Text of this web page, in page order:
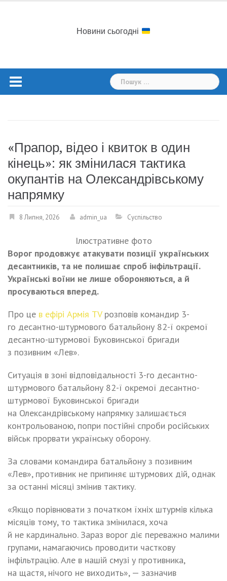
Новини сьогодні
Пошук:
«Прапор, відео і квиток в один
кінець»: як змінилася тактика
окупантів на Олександрівському
напрямку
8 Липня, 2026 admin_ua Суспільство
Ілюстративне фото
Ворог продовжує атакувати позиції українських
десантників, та не полишає спроб інфільтрації.
Українські воїни не лише обороняються, а й
просуваються вперед.
Про це в ефірі Армія TVрозповів командир 3-
го десантно-штурмового батальйону 82-ї окремої
десантно-штурмової Буковинської бригади
з позивним «Лев».
Ситуація в зоні відповідальності 3-го десантно-
штурмового батальйону 82-ї окремої десантно-
штурмової Буковинської бригади
на Олександрівському напрямку залишається
контрольованою, попри постійні спроби російських
військ прорвати українську оборону.
За словами командира батальйону з позивним
«Лев», противник не припиняє штурмових дій, однак
за останні місяці змінив тактику.
«Якщо порівнювати з початком їхніх штурмів кілька
місяців тому, то тактика змінилася, хоча
й не кардинально. Зараз ворог діє переважно малими
групами, намагаючись проводити часткову
інфільтрацію. Але в нашій смузі у противника,
на щастя, нічого не виходить», — зазначив